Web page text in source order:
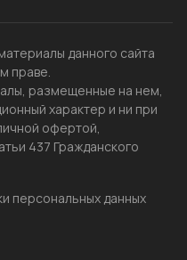
данного сайта
праве.
размещенные на нем,
характер и ни при
офертой,
437 Гражданского
персональных данных